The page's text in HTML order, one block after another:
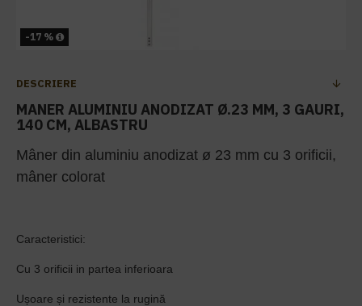
-17 %
DESCRIERE
MANER ALUMINIU ANODIZAT Ø.23 MM, 3 GAURI,
140 CM, ALBASTRU
Mâner din aluminiu anodizat ø 23 mm cu 3 orificii,
mâner colorat
Caracteristici:
Cu 3 orificii in partea inferioara
Ușoare și rezistente la rugină